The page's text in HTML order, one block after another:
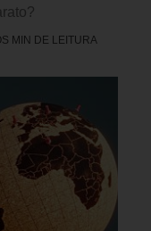
MIN DE LEITURA